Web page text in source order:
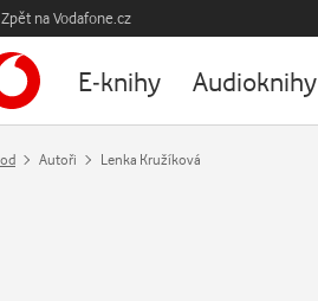
Zpět na Vodafone.cz
E-knihy Audioknihy
Autoři Lenka Kružíková